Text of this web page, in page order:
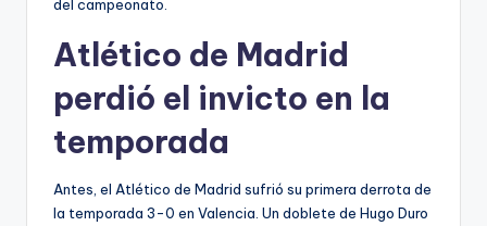
del campeonato.
Atlético de Madrid
perdió el invicto en la
temporada
Antes, el Atlético de Madrid sufrió su primera derrota de
la temporada 3-0 en Valencia. Un doblete de Hugo Duro